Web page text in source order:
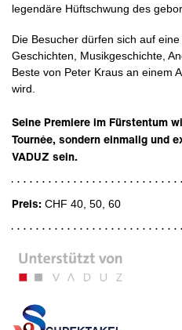
legendäre Hüftschwung des
Die Besucher dürfen sich auf
Geschichten, Musikgeschichte,
Beste von Peter Kraus an einem
wird.
Seine Premiere im Fürstentum
Tournée, sondern einmalig und
VADUZ sein.
Preis: CHF 40, 50, 60